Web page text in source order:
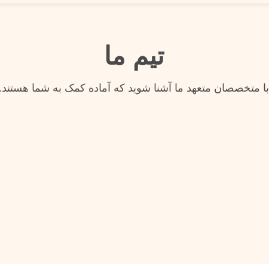
تیم ما
با متخصصان متعهد ما آشنا شوید که آماده کمک به شما